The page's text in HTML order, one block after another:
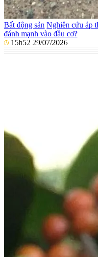
Bất động sản Nghiên cứu áp
đánh mạnh vào đầu cơ?
15h52 29/07/2026